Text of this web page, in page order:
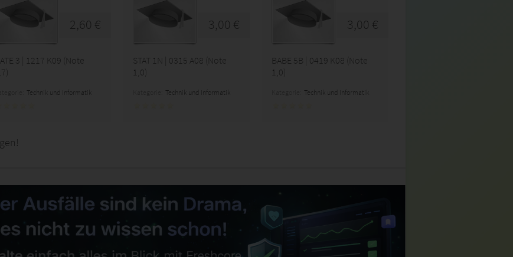
2,60 €
3 | 1217 K09 (Note
Technik und Informatik
3,00 €
STAT 1N | 0315 A08 (Note
1,0)
Technik und Informatik
3,00 €
BABE 5B | 0419 K08 (Note
1,0)
Technik und Informatik